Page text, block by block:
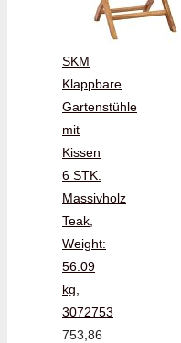
SKM
Klappbare
Gartenstühle
mit
Kissen
6 STK.
Massivholz
Teak,
Weight:
56.09
kg,
3072753
753,86